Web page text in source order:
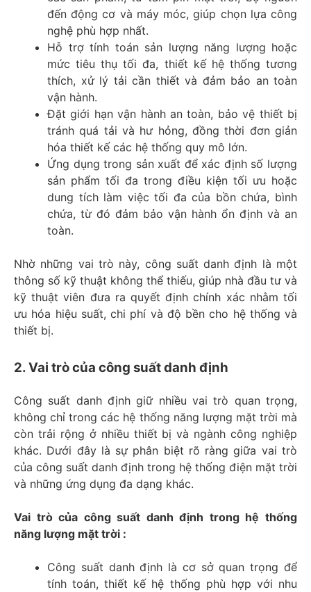
đến động cơ và máy móc, giúp chọn lựa công
nghệ phù hợp nhất.
Hỗ trợ tính toán sản lượng năng lượng hoặc
mức tiêu thụ tối đa, thiết kế hệ thống tương
thích, xử lý tải cần thiết và đảm bảo an toàn
vận hành.
Đặt giới hạn vận hành an toàn, bảo vệ thiết bị
tránh quá tải và hư hỏng, đồng thời đơn giản
hóa thiết kế các hệ thống quy mô lớn.
Ứng dụng trong sản xuất để xác định số lượng
sản phẩm tối đa trong điều kiện tối ưu hoặc
dung tích làm việc tối đa của bồn chứa, bình
chứa, từ đó đảm bảo vận hành ổn định và an
toàn.
Nhờ những vai trò này, công suất danh định là một
thông số kỹ thuật không thể thiếu, giúp nhà đầu tư và
kỹ thuật viên đưa ra quyết định chính xác nhằm tối
ưu hóa hiệu suất, chi phí và độ bền cho hệ thống và
thiết bị.
2. Vai trò của công suất danh định
Công suất danh định giữ nhiều vai trò quan trọng,
không chỉ trong các hệ thống năng lượng mặt trời mà
còn trải rộng ở nhiều thiết bị và ngành công nghiệp
khác. Dưới đây là sự phân biệt rõ ràng giữa vai trò
của công suất danh định trong hệ thống điện mặt trời
và những ứng dụng đa dạng khác.
Vai trò của công suất danh định trong hệ thống
năng lượng mặt trời :
Công suất danh định là cơ sở quan trọng để
tính toán, thiết kế hệ thống phù hợp với nhu